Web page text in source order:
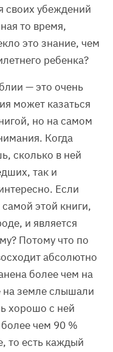
своих убеждений
то время,
это знание, чем
ребенка?
— это очень
может казаться
но на самом
Когда
сколько в ней
так и
Если
этой книги,
и является
Потому что по
абсолютно
более чем на
на земле слышали
хорошо с ней
чем 90 %
то есть каждый